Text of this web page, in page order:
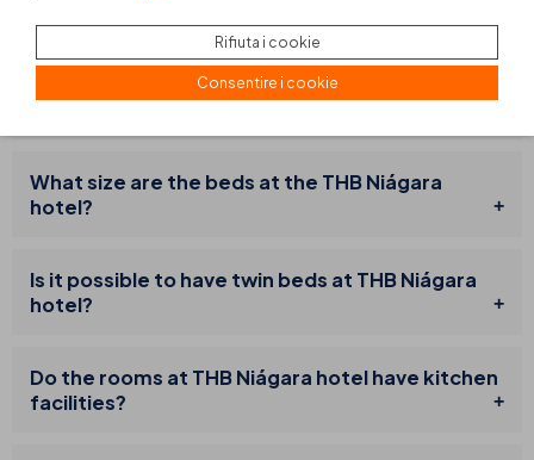
Are rooms at THB Niágara hotel equipped with a
What size are the beds at the THB Niágara
hotel?
Is it possible to have twin beds at THB Niágara
hotel?
Do the rooms at THB Niágara hotel have kitchen
facilities?
Rifiuta i cookie
Consentire i cookie